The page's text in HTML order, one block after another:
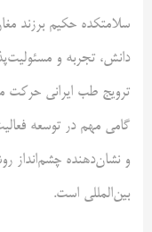
سلامتکده حکیم برزند
دانش، تجربه و
ترویج طب ایرانی حرکت
گامی مهم در توسعه
و نشان‌دهنده
بین‌المللی است.